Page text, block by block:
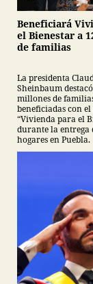
Beneficiará
el Bienestar a
de familias
La presidenta
Sheinbaum
millones de
beneficiadas con
“Vivienda para el
durante la entrega
hogares en Puebla.